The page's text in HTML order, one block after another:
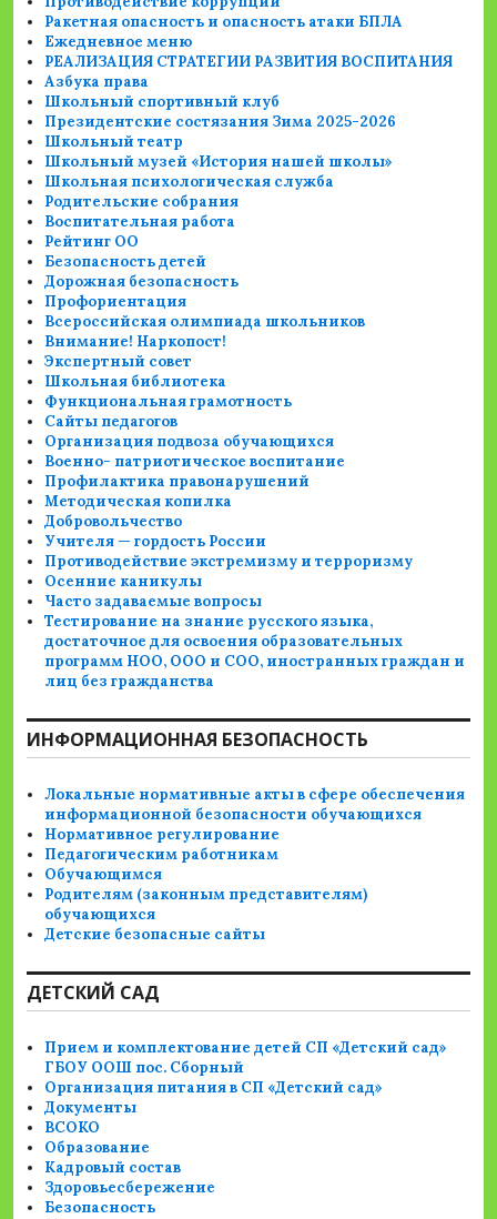
Ракетная опасность и опасность атаки БПЛА
Ежедневное меню
РЕАЛИЗАЦИЯ СТРАТЕГИИ РАЗВИТИЯ ВОСПИТАНИЯ
Азбука права
Школьный спортивный клуб
Президентские состязания Зима 2025-2026
Школьный театр
Школьный музей «История нашей школы»
Школьная психологическая служба
Родительские собрания
Воспитательная работа
Рейтинг ОО
Безопасность детей
Дорожная безопасность
Профориентация
Всероссийская олимпиада школьников
Внимание! Наркопост!
Экспертный совет
Школьная библиотека
Функциональная грамотность
Сайты педагогов
Организация подвоза обучающихся
Военно- патриотическое воспитание
Профилактика правонарушений
Методическая копилка
Добровольчество
Учителя — гордость России
Противодействие экстремизму и терроризму
Осенние каникулы
Часто задаваемые вопросы
Тестирование на знание русского языка,
достаточное для освоения образовательных
программ НОО, ООО и СОО, иностранных граждан и
лиц без гражданства
ИНФОРМАЦИОННАЯ БЕЗОПАСНОСТЬ
Локальные нормативные акты в сфере обеспечения
информационной безопасности обучающихся
Нормативное регулирование
Педагогическим работникам
Обучающимся
Родителям (законным представителям)
обучающихся
Детские безопасные сайты
ДЕТСКИЙ САД
Прием и комплектование детей СП «Детский сад»
ГБОУ ООШ пос. Сборный
Организация питания в СП «Детский сад»
Документы
ВСОКО
Образование
Кадровый состав
Здоровьесбережение
Безопасность